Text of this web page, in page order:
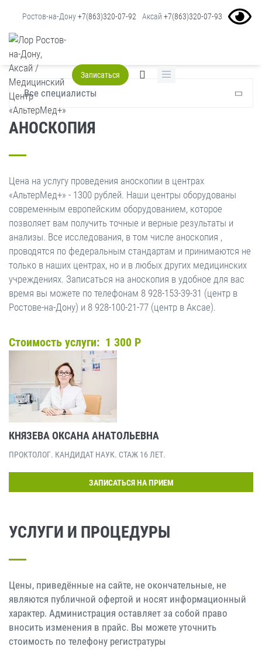
Ростов-на-Дону+7(863)320-07-92 Аксай +7(863)320-07-93
Записаться
Главная
Все специалисты
АНОСКОПИЯ
Цена на услугу проведения аноскопии в центрах
«АльтерМед+» - 1300 рублей. Наши центры оборудованы
современным европейским оборудованием, которое
позволяет вам получить точные и верные результаты и
анализы. Все исследования, в том числе аноскопия ,
проводятся по федеральным стандартам и принимаются не
только в наших центрах, но и в любых других медицинских
учреждениях. Записаться на аноскопия в удобное для вас
время вы можете по телефонам 8 928-153-39-31 (центр в
Ростове-на-Дону) и 8 928-100-21-77 (центр в Аксае).
Стоимость услуги: 1 300 Р
КНЯЗЕВА ОКСАНА АНАТОЛЬЕВНА
ПРОКТОЛОГ. КАНДИДАТ НАУК. СТАЖ 16 ЛЕТ.
ЗАПИСАТЬСЯ НА ПРИЕМ
УСЛУГИ И ПРОЦЕДУРЫ
Цены, приведённые на сайте, не окончательные, не
являются публичной офертой и носят информационный
характер. Администрация оставляет за собой право
вносить изменения в прайс. Вы можете уточнить
стоимость по телефону регистратуры